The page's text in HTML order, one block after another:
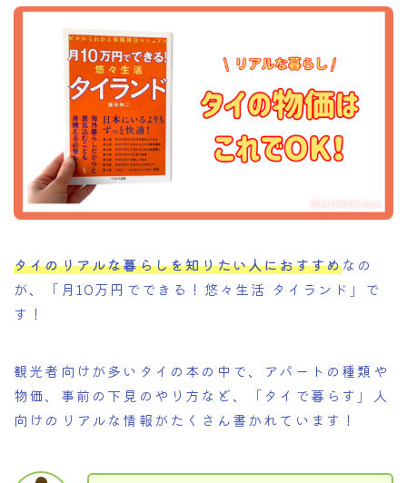
タイのリアルな暮らしを知りたい人におすすめなの
が、「月10万円でできる！悠々生活 タイランド」で
す！
観光者向けが多いタイの本の中で、アパートの種類や
物価、事前の下見のやり方など、「タイで暮らす」人
向けのリアルな情報がたくさん書かれています！